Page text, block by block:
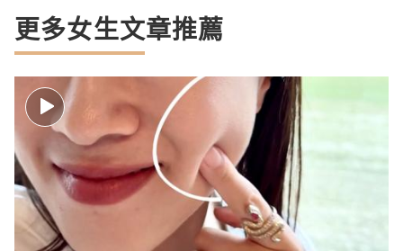
更多女生文章推薦